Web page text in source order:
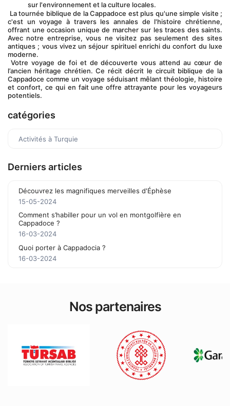
sur l'environnement et la culture locales.
c'est un voyage à travers les annales de l'histoire chrétienne,
offrant une occasion unique de marcher sur les traces des saints.
Avec notre entreprise, vous ne visitez pas seulement des sites
antiques ; vous vivez un séjour spirituel enrichi du confort du luxe
moderne.
l’ancien héritage chrétien. Ce récit décrit le circuit biblique de la
Cappadoce comme un voyage séduisant mêlant théologie, histoire
et confort, ce qui en fait une offre attrayante pour les voyageurs
potentiels.
catégories
Activités à Turquie
Derniers articles
Découvrez les magnifiques merveilles d'Éphèse
15-05-2024
Comment s’habiller pour un vol en montgolfière en
Cappadoce ?
16-03-2024
Quoi porter à Cappadocia ?
16-03-2024
Nos partenaires